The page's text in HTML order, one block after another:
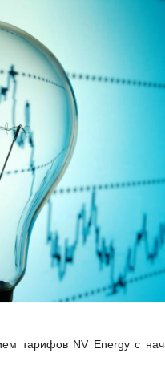
тарифов NV Energy с